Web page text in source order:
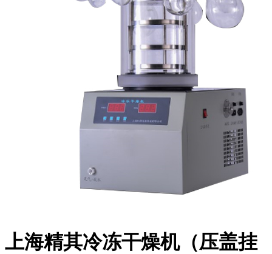
上海精其冷冻干燥机（压盖挂